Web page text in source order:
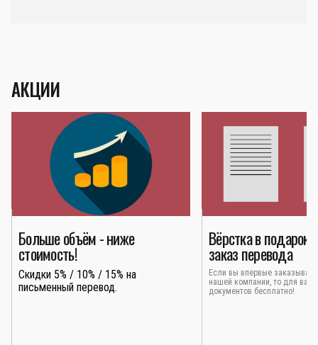
АКЦИИ
Больше объём - ниже
стоимость!
Скидки 5% / 10% / 15% на
письменный перевод.
Вёрстка в подарок
заказ перевода
Если вы впервые
нашей компании, то для вас
документов бесплатно!